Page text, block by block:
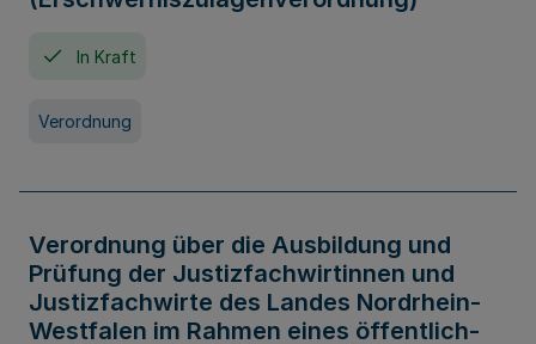
In Kraft
Verordnung
Verordnung über die Ausbildung und
Prüfung der Justizfachwirtinnen und
Justizfachwirte des Landes Nordrhein-
Westfalen im Rahmen eines öffentlich-